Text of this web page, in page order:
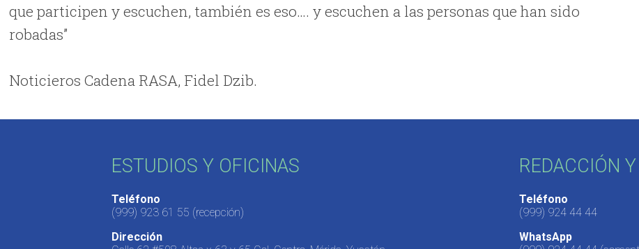
que participen y escuchen, también es eso…. y escuchen a las personas que han sido
robadas”
Noticieros Cadena RASA, Fidel Dzib.
ESTUDIOS Y OFICINAS
Teléfono
(999) 923 61 55 (recepción)
Dirección
REDACCIÓN
Teléfono
(999) 924 44 44
WhatsApp